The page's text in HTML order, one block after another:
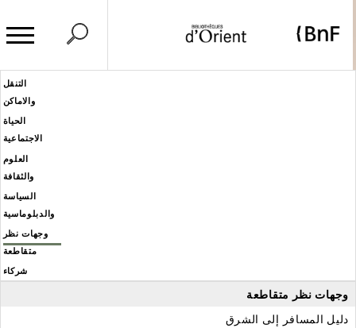
التنقل
والاماكن
الحياة
الاجتماعية
العلوم
والثقافة
السياسة
والدبلوماسية
وجهات نظر
متقاطعة
شركاء
وجهات نظر متقاطعة
دليل المسافر إلى الشرق